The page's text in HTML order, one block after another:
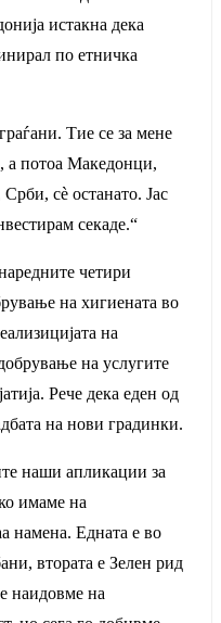
истакна дека
по етничка
Тие се за мене
а потоа Македонци,
сè останато. Јас
секаде.“
четири
на хигиената во
на
на услугите
Рече дека еден од
на нови градинки.
наши апликации за
имаме на
намена. Едната е во
втората е Зелен рид
наидовме на